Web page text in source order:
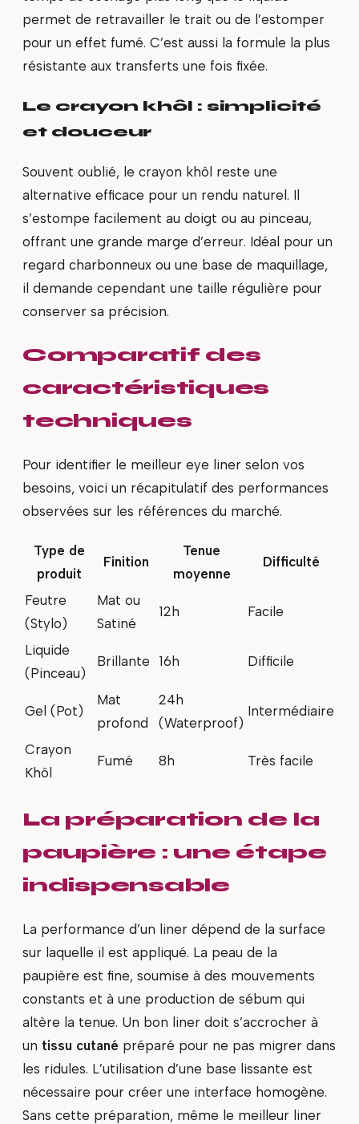
permet de retravailler le trait ou de l’estomper
pour un effet fumé. C’est aussi la formule la plus
résistante aux transferts une fois fixée.
Le crayon khôl : simplicité
et douceur
Souvent oublié, le crayon khôl reste une
alternative efficace pour un rendu naturel. Il
s’estompe facilement au doigt ou au pinceau,
offrant une grande marge d’erreur. Idéal pour un
regard charbonneux ou une base de maquillage,
il demande cependant une taille régulière pour
conserver sa précision.
Comparatif des
caractéristiques
techniques
Pour identifier le meilleur eye liner selon vos
besoins, voici un récapitulatif des performances
observées sur les références du marché.
Type de
produit
Finition
Tenue
moyenne
Difficulté
Feutre
(Stylo)
Mat ou
Satiné
12h Facile
Liquide
(Pinceau)
Brillante 16h Difficile
Gel (Pot)
Mat
profond
24h
(Waterproof)
Intermédiaire
Crayon
Khôl
Fumé 8h Très facile
La préparation de la
paupière : une étape
indispensable
La performance d’un liner dépend de la surface
sur laquelle il est appliqué. La peau de la
paupière est fine, soumise à des mouvements
constants et à une production de sébum qui
altère la tenue. Un bon liner doit s’accrocher à
un tissu cutané préparé pour ne pas migrer dans
les ridules. L’utilisation d’une base lissante est
nécessaire pour créer une interface homogène.
Sans cette préparation, même le meilleur liner